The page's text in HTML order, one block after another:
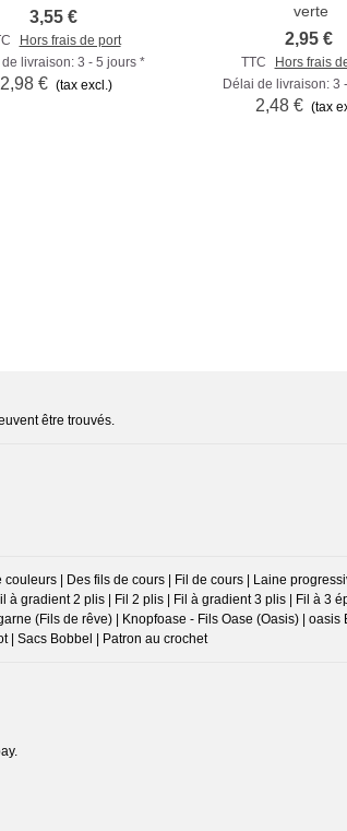
3,55 €
Hors frais de port
de livraison: 3 - 5 jours *
2,98 € (tax excl.)
verte
2,95 €
TTC
Hors frais
Délai de livraison: 3
2,48 € (tax
être trouvés.
| Des fils de cours | Fil de cours | Laine
gradient 2 plis | Fil 2 plis | Fil à gradient 3 plis | Fil à 3
(Fils de rêve) | Knopfoase - Fils Oase (Oasis) | oasis
| Sacs Bobbel | Patron au crochet